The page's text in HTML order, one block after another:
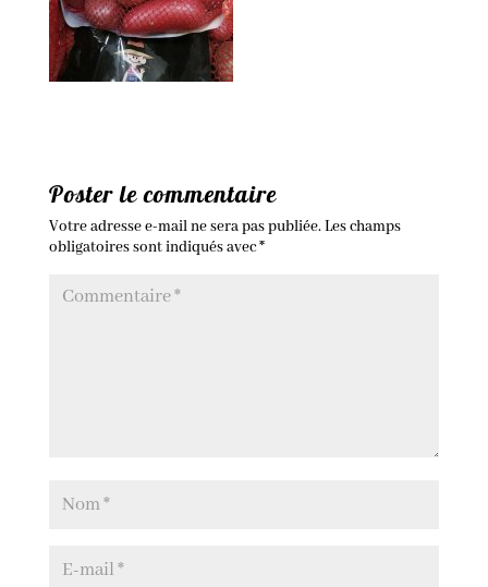
Poster le commentaire
Votre adresse e-mail ne sera pas publiée.Les champs
obligatoires sont indiqués avec*